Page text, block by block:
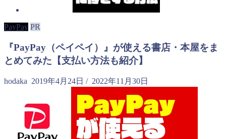
PayPay PR
『PayPay（ペイペイ）』が使える書店・本屋をま
とめてみた【支払い方法も紹介】
hodaka 2019年4月24日 / 2022年11月30日